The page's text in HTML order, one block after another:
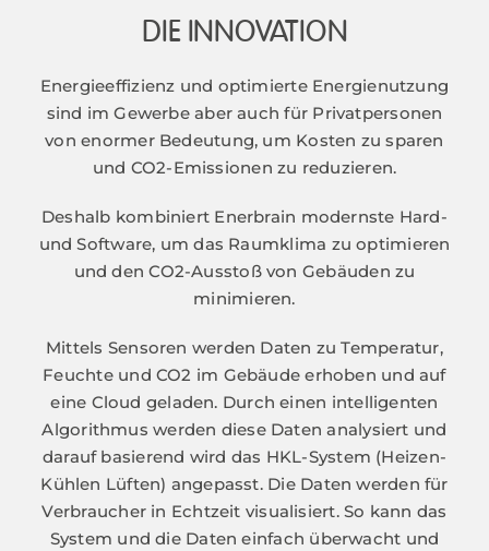
DIE INNOVATION
Energieeffizienz und optimierte Energienutzung
sind im Gewerbe aber auch für Privatpersonen
von enormer Bedeutung, um Kosten zu sparen
und CO2-Emissionen zu reduzieren.
Deshalb kombiniert Enerbrain modernste Hard-
und Software, um das Raumklima zu optimieren
und den CO2-Ausstoß von Gebäuden zu
minimieren.
Mittels Sensoren werden Daten zu Temperatur,
Feuchte und CO2 im Gebäude erhoben und auf
eine Cloud geladen. Durch einen intelligenten
Algorithmus werden diese Daten analysiert und
darauf basierend wird das HKL-System (Heizen-
Kühlen Lüften) angepasst. Die Daten werden für
Verbraucher in Echtzeit visualisiert. So kann das
System und die Daten einfach überwacht und